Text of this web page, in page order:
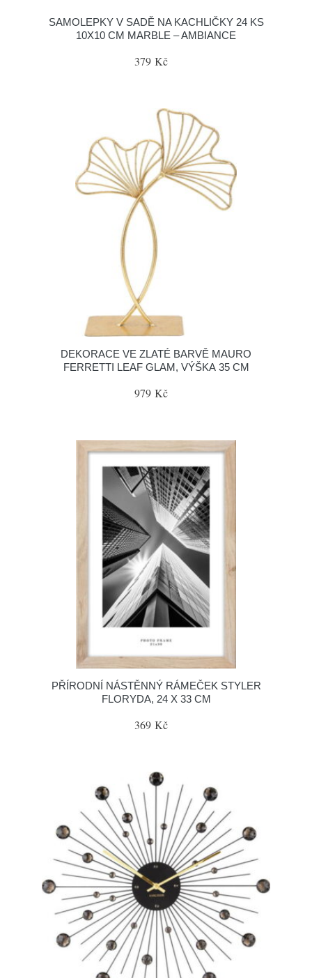
SAMOLEPKY V SADĚ NA KACHLIČKY 24 KS
10X10 CM MARBLE – AMBIANCE
379 Kč
DEKORACE VE ZLATÉ BARVĚ MAURO
FERRETTI LEAF GLAM, VÝŠKA 35 CM
979 Kč
PŘÍRODNÍ NÁSTĚNNÝ RÁMEČEK STYLER
FLORYDA, 24 X 33 CM
369 Kč